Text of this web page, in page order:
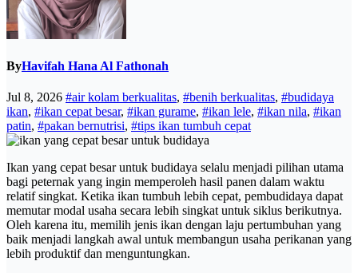
ByHavifah Hana Al Fathonah
Jul 8, 2026 #air kolam berkualitas, #benih berkualitas, #budidaya
ikan, #ikan cepat besar, #ikan gurame, #ikan lele, #ikan nila, #ikan
patin, #pakan bernutrisi, #tips ikan tumbuh cepat
Ikan yang cepat besar untuk budidaya selalu menjadi pilihan utama
bagi peternak yang ingin memperoleh hasil panen dalam waktu
relatif singkat. Ketika ikan tumbuh lebih cepat, pembudidaya dapat
memutar modal usaha secara lebih singkat untuk siklus berikutnya.
Oleh karena itu, memilih jenis ikan dengan laju pertumbuhan yang
baik menjadi langkah awal untuk membangun usaha perikanan yang
lebih produktif dan menguntungkan.